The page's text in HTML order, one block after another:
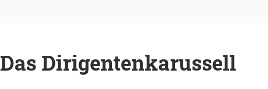
Das Dirigentenkarussell